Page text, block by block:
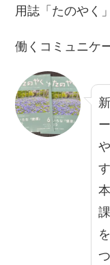
用誌「たのやく
働くコミュニケ
す